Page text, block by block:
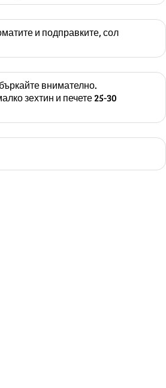
и подправките, сол
внимателно.
зехтин и печете 25-30